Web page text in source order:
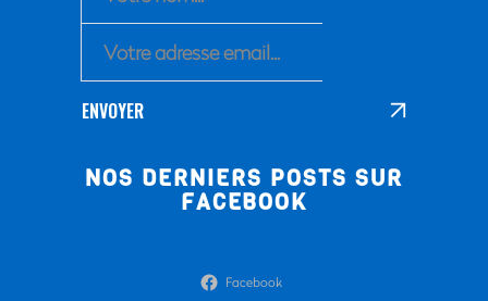
ENVOYER
NOS DERNIERS POSTS SUR
FACEBOOK
Facebook